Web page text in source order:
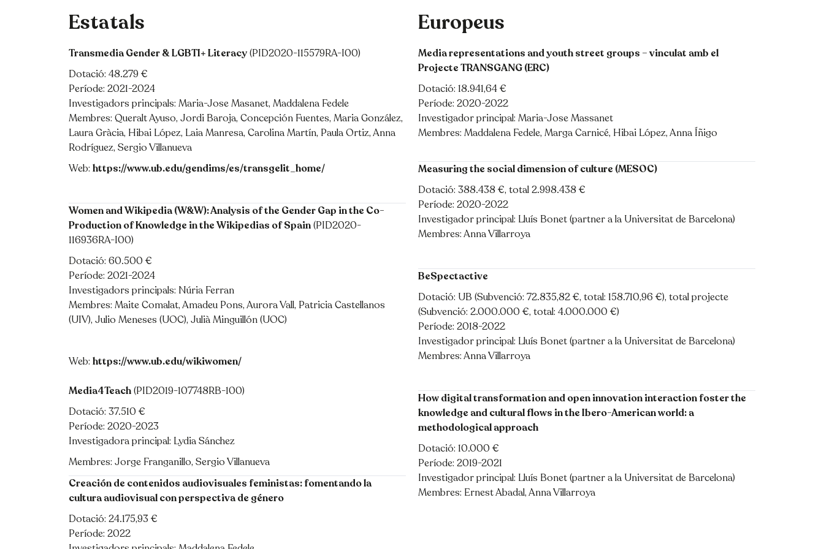
Estatals
Transmedia Gender & LGBTI+ Literacy(PID2020-115579RA-I00)
Dotació: 48.279 €
Període: 2021-2024
Investigadors principals: Maria-Jose Masanet, Maddalena Fedele
Membres: Queralt Ayuso, Jordi Baroja, Concepción Fuentes, Maria González,
Laura Gràcia, Hibai López, Laia Manresa, Carolina Martín, Paula Ortiz, Anna
Rodríguez, Sergio Villanueva
Web: https://www.ub.edu/gendims/es/transgelit_home/
Women and Wikipedia (W&W): Analysis of the Gender Gap in the Co-
Production of Knowledge in the Wikipedias of Spain(PID2020-
116936RA-I00)
Dotació: 60.500 €
Període: 2021-2024
Investigadors principals: Núria Ferran
Membres: Maite Comalat, Amadeu Pons, Aurora Vall, Patricia Castellanos
(UIV), Julio Meneses (UOC), Julià Minguillón (UOC)
Web: https://www.ub.edu/wikiwomen/
Media4Teach(PID2019-107748RB-100)
Dotació: 37.510 €
Període: 2020-2023
Investigadora principal: Lydia Sánchez
Membres: Jorge Franganillo, Sergio Villanueva
Creación de contenidos audiovisuales feministas: fomentando la
cultura audiovisual con perspectiva de género
Dotació: 24.175,93 €
Període: 2022
Europeus
Media representations and youth street groups – vinculat amb el
Projecte TRANSGANG (ERC)
Dotació: 18.941,64 €
Període: 2020-2022
Investigador principal: Maria-Jose Massanet
Membres: Maddalena Fedele, Marga Carnicé, Hibai López, Anna Íñigo
Measuring the social dimension of culture (MESOC)
Dotació: 388.438 €, total 2.998.438 €
Període: 2020-2022
Investigador principal: Lluís Bonet (partner a la Universitat de Barcelona)
Membres: Anna Villarroya
BeSpectactive
Dotació: UB (Subvenció: 72.835,82 €, total: 158.710,96 €), total projecte
(Subvenció: 2.000.000 €, total: 4.000.000 €)
Període: 2018-2022
Investigador principal: Lluís Bonet (partner a la Universitat de Barcelona)
Membres: Anna Villarroya
How digital transformation and open innovation interaction foster the
knowledge and cultural flows in the Ibero-American world: a
methodological approach
Dotació: 10.000 €
Període: 2019-2021
Investigador principal: Lluís Bonet (partner a la Universitat de Barcelona)
Membres: Ernest Abadal, Anna Villarroya